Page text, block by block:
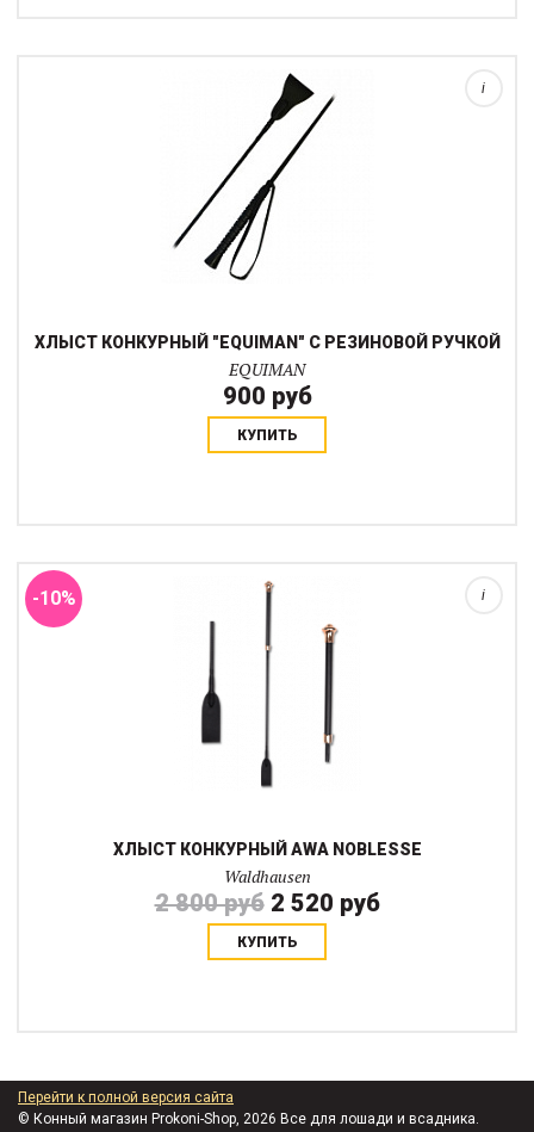
ХЛЫСТ КОНКУРНЫЙ "EQUIMAN" С РЕЗИНОВОЙ РУЧКОЙ
EQUIMAN
900 руб
КУПИТЬ
i
-10%
ХЛЫСТ КОНКУРНЫЙ AWA NOBLESSE
Waldhausen
2 800 руб 2 520 руб
КУПИТЬ
i
Перейти к полной версия сайта
© Конный магазин Prokoni-Shop, 2026 Все для лошади и всадника.